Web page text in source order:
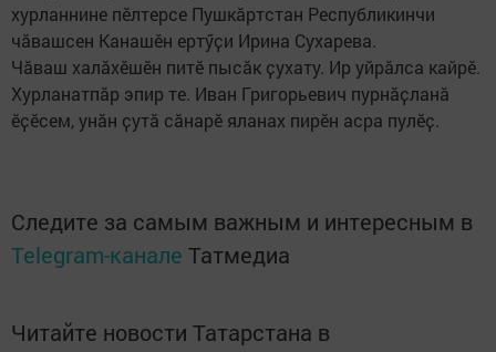
хурланнине пӗлтерсе Пушкăртстан Республикинчи
чăвашсен Канашěн ертӳҫи Ирина Сухарева.
Чӑваш халӑхӗшӗн питӗ пысӑк ҫухату. Ир уйрăлса кайрӗ.
Хурланатпăр эпир те. Иван Григорьевич пурнӑҫланӑ
ӗҫӗсем, унӑн ҫутӑ сӑнарӗ яланах пирӗн асра пулӗҫ.
Следите за самым важным и интересным в
Telegram-канале Татмедиа
Читайте новости Татарстана в